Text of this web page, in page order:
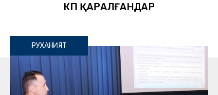
КӨП ҚАРАЛҒАНДАР
РУХАНИЯТ